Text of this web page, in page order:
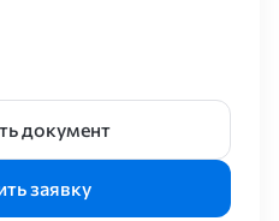
документ
заявку